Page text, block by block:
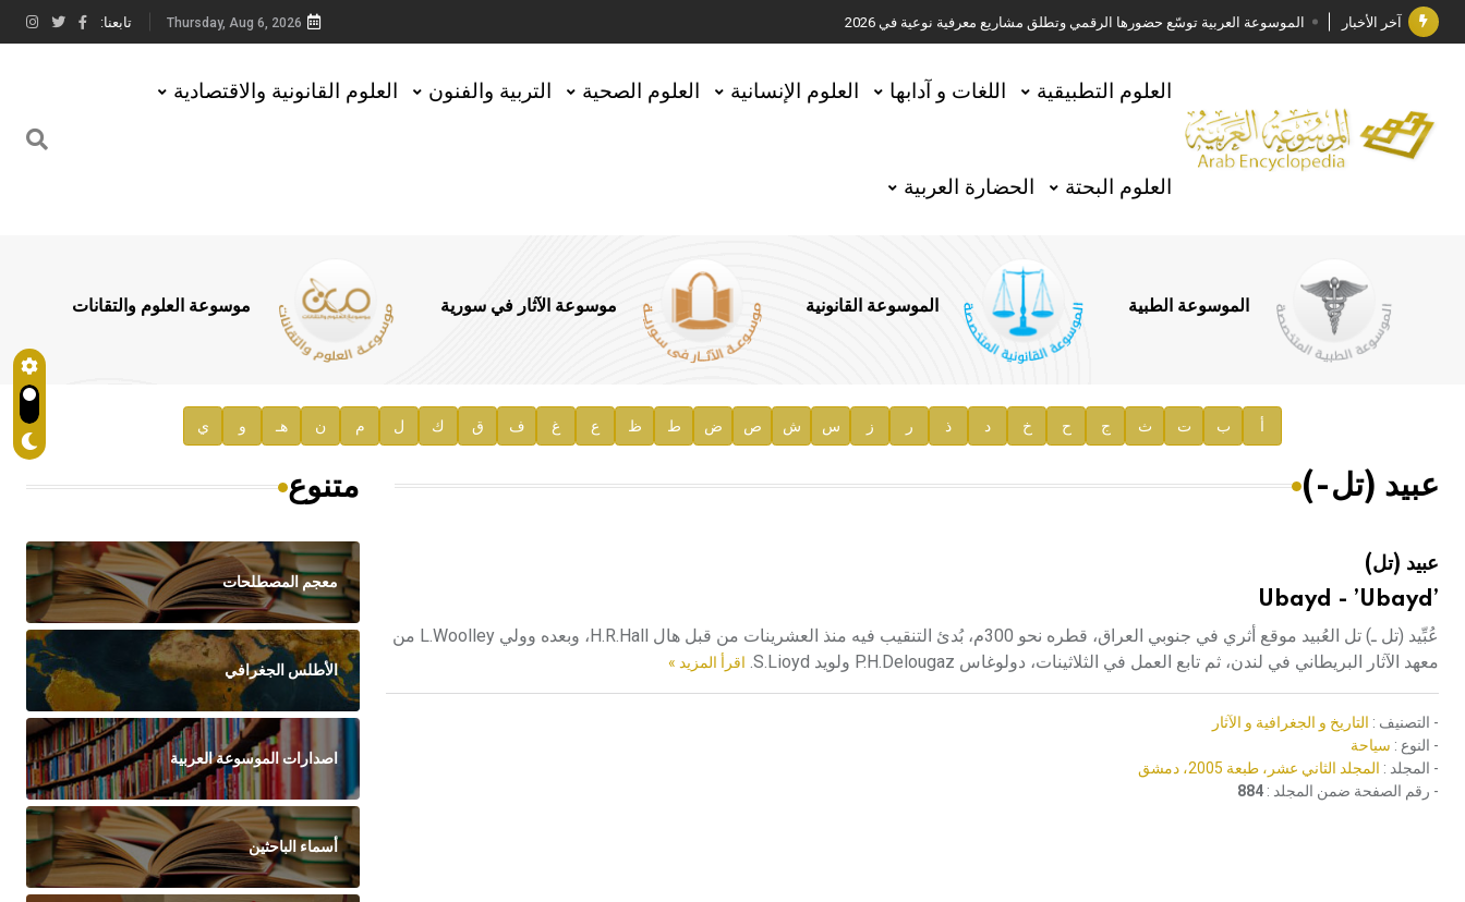
آخر الأخبار الموسوعة العربية توسّع حضورها الرقمي وتطلق مشاريع معرفية نوعية في 2026
جائزة مجمع الملك سلمان العالمي للغة العربية 2025
الأستاذ إياد خالد الطباع مدير عام لهيئة الموسوعة العربية
السيد محمد ياسين صالح وزيرا للثقافة
توصيات مجلس الإدارة
صدور المجلد السابع من موسوعة الآثار في سورية
إعلان..
Thursday, Aug 6, 2026 تابعنا:
العلوم التطبيقية اللغات و آدابها العلوم الإنسانية العلوم الصحية التربية والفنون العلوم القانونية والاقتصادية
العلوم البحتة الحضارة العربية
الموسوعة الطبية الموسوعة القانونية موسوعة الآثار في سورية موسوعة العلوم والتقانات
أ ب ت ث ج ح خ د ذ ر ز س ش ص ض ط ظ ع غ ف ق ك ل م ن هـ و ي
عبيد (تل-)
عبيد (تل)
’Ubayd - ’Ubayd
عُبِّيد (تل ـ) تل العُبيد موقع أثري في جنوبي العراق، قطره نحو 300م، بُدئ التنقيب فيه منذ العشرينات من قبل هال H.R.Hall، وبعده وولي L.Woolley من
معهد الآثار البريطاني في لندن، ثم تابع العمل في الثلاثينات، دولوغاس P.H.Delougaz ولويد S.Lioyd.
اقرأ المزيد »
- التصنيف : التاريخ و الجغرافية و الآثار
- النوع : سياحة
- المجلد : المجلد الثاني عشر، طبعة 2005، دمشق
- رقم الصفحة ضمن المجلد : 884
متنوع
معجم المصطلحات
الأطلس الجغرافي
اصدارات الموسوعة العربية
أسماء الباحثين